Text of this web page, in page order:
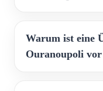
Warum ist eine
Ouranoupoli